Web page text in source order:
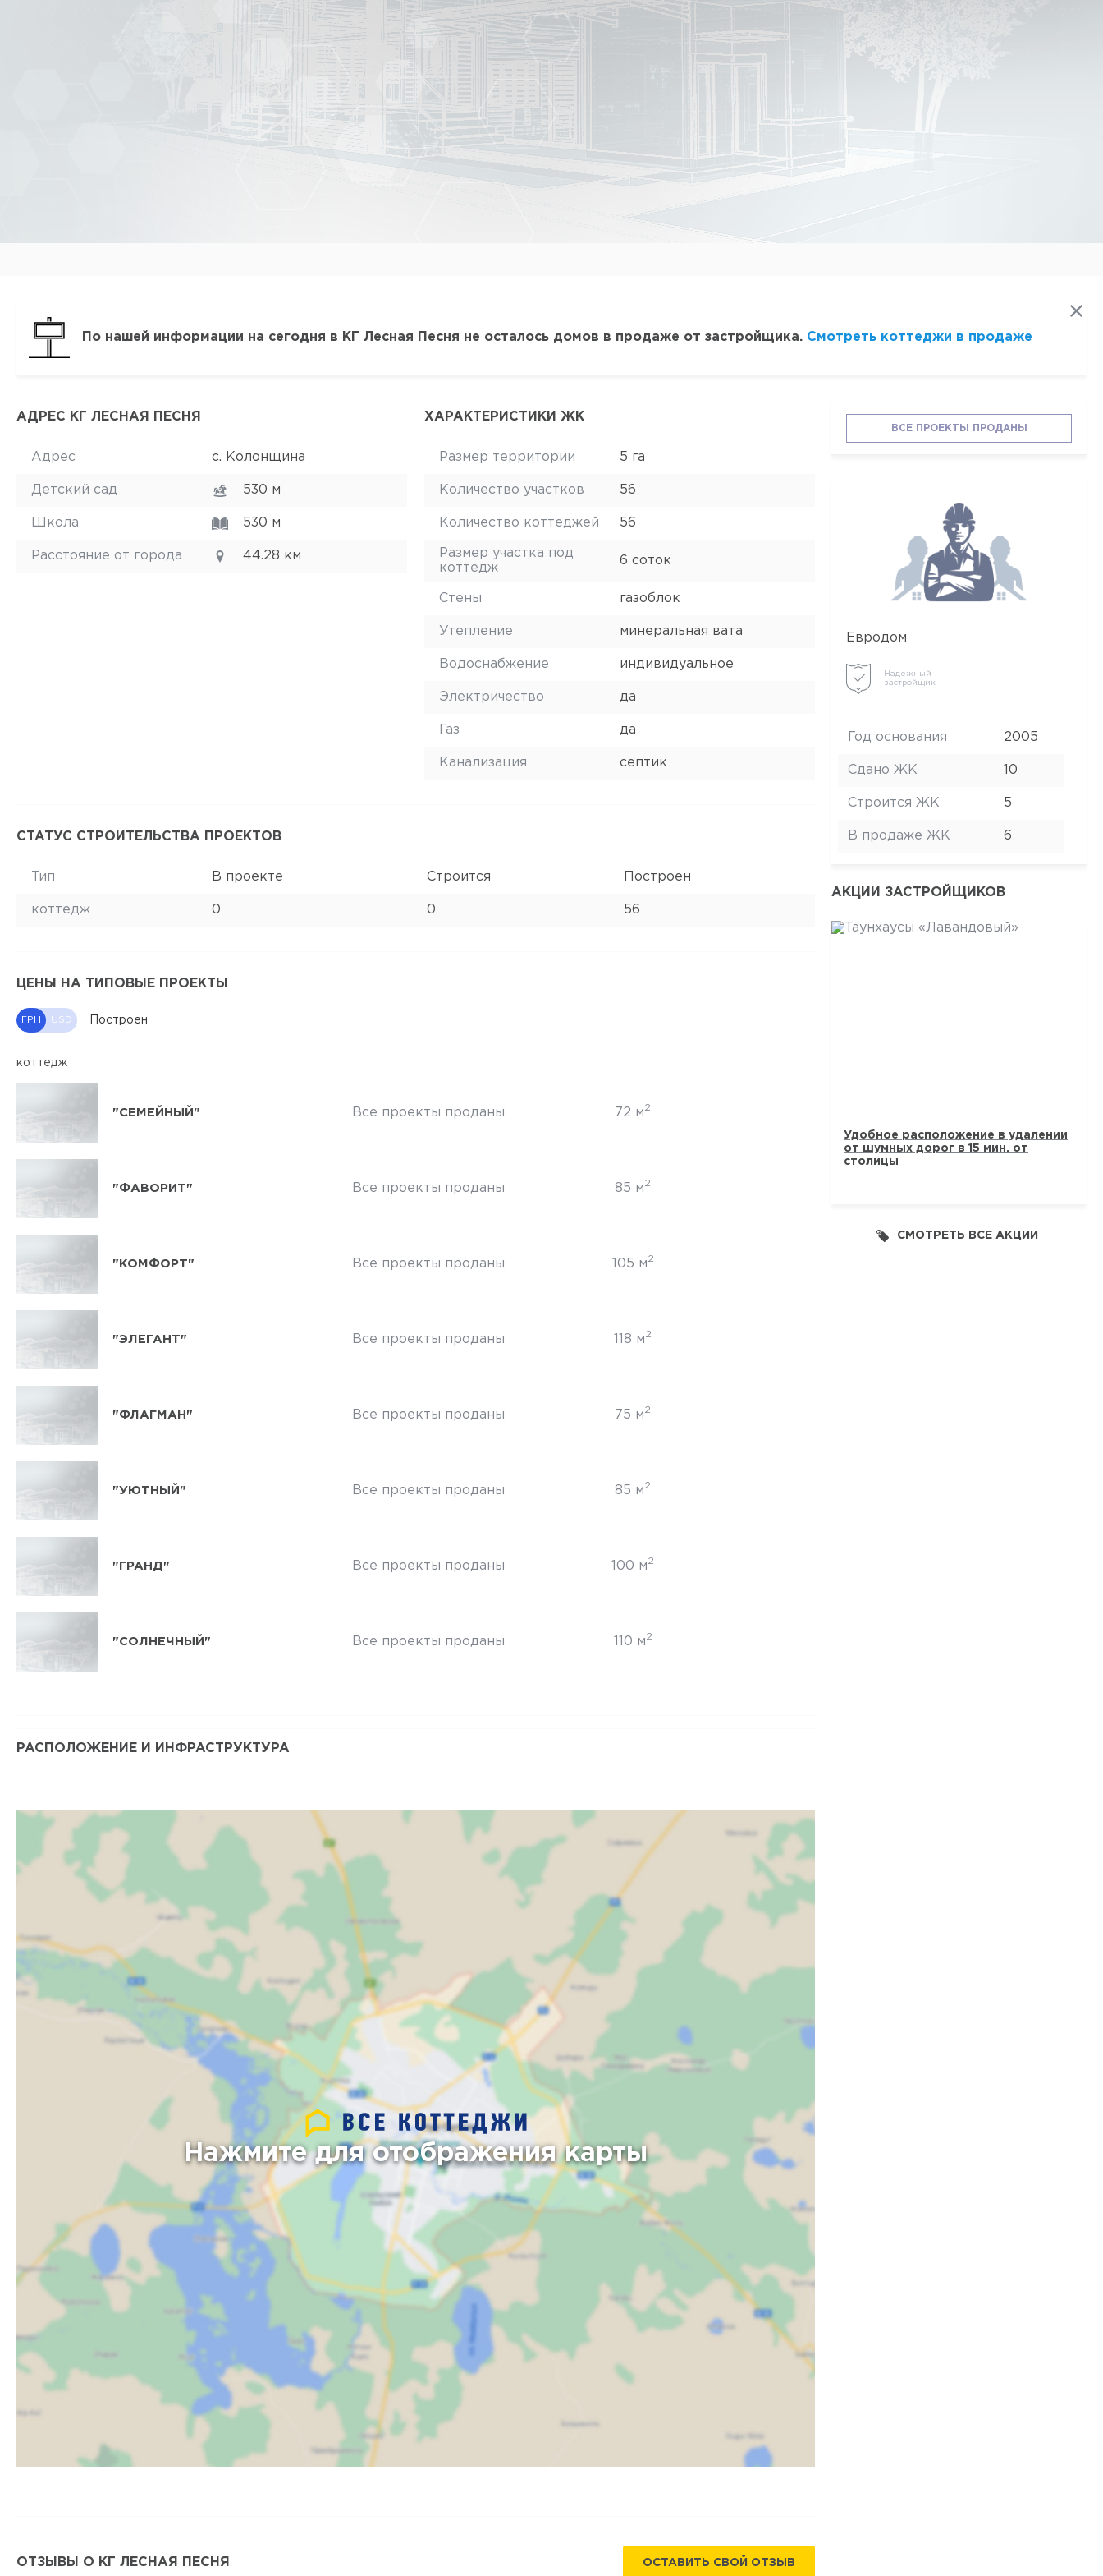
По нашей информации на сегодня в КГ Лесная Песня не осталось домов в продаже от застройщика. Смотреть коттеджи в продаже
АДРЕС КГ ЛЕСНАЯ ПЕСНЯ
Адрес с. Колонщина
Детский сад 530 м
Школа 530 м
Расстояние от города 44.28 км
ХАРАКТЕРИСТИКИ ЖК
Размер территории 5 га
Количество участков 56
Количество коттеджей 56
Размер участка под
коттедж
6 соток
Стены газоблок
Утепление минеральная вата
Водоснабжение индивидуальное
Электричество да
Газ да
Канализация септик
СТАТУС СТРОИТЕЛЬСТВА ПРОЕКТОВ
Тип В проекте Строится Построен
коттедж 0 0 56
ЦЕНЫ НА ТИПОВЫЕ ПРОЕКТЫ
ГРН USD Построен
коттедж
"СЕМЕЙНЫЙ" Все проекты проданы 72 м2
"ФАВОРИТ" Все проекты проданы 85 м2
"КОМФОРТ" Все проекты проданы 105 м2
"ЭЛЕГАНТ" Все проекты проданы 118 м2
"ФЛАГМАН" Все проекты проданы 75 м2
"УЮТНЫЙ" Все проекты проданы 85 м2
"ГРАНД" Все проекты проданы 100 м2
"СОЛНЕЧНЫЙ" Все проекты проданы 110 м2
РАСПОЛОЖЕНИЕ И ИНФРАСТРУКТУРА
Нажмите для отображения карты
Карта Спутник
ОТЗЫВЫ О КГ ЛЕСНАЯ ПЕСНЯ ОСТАВИТЬ СВОЙ ОТЗЫВ
ВСЕ ПРОЕКТЫ ПРОДАНЫ
Евродом
Надежный
застройщик
Год основания 2005
Сдано ЖК 10
Строится ЖК 5
В продаже ЖК 6
АКЦИИ ЗАСТРОЙЩИКОВ
Удобное расположение в удалении
от шумных дорог в 15 мин. от
столицы
СМОТРЕТЬ ВСЕ АКЦИИ